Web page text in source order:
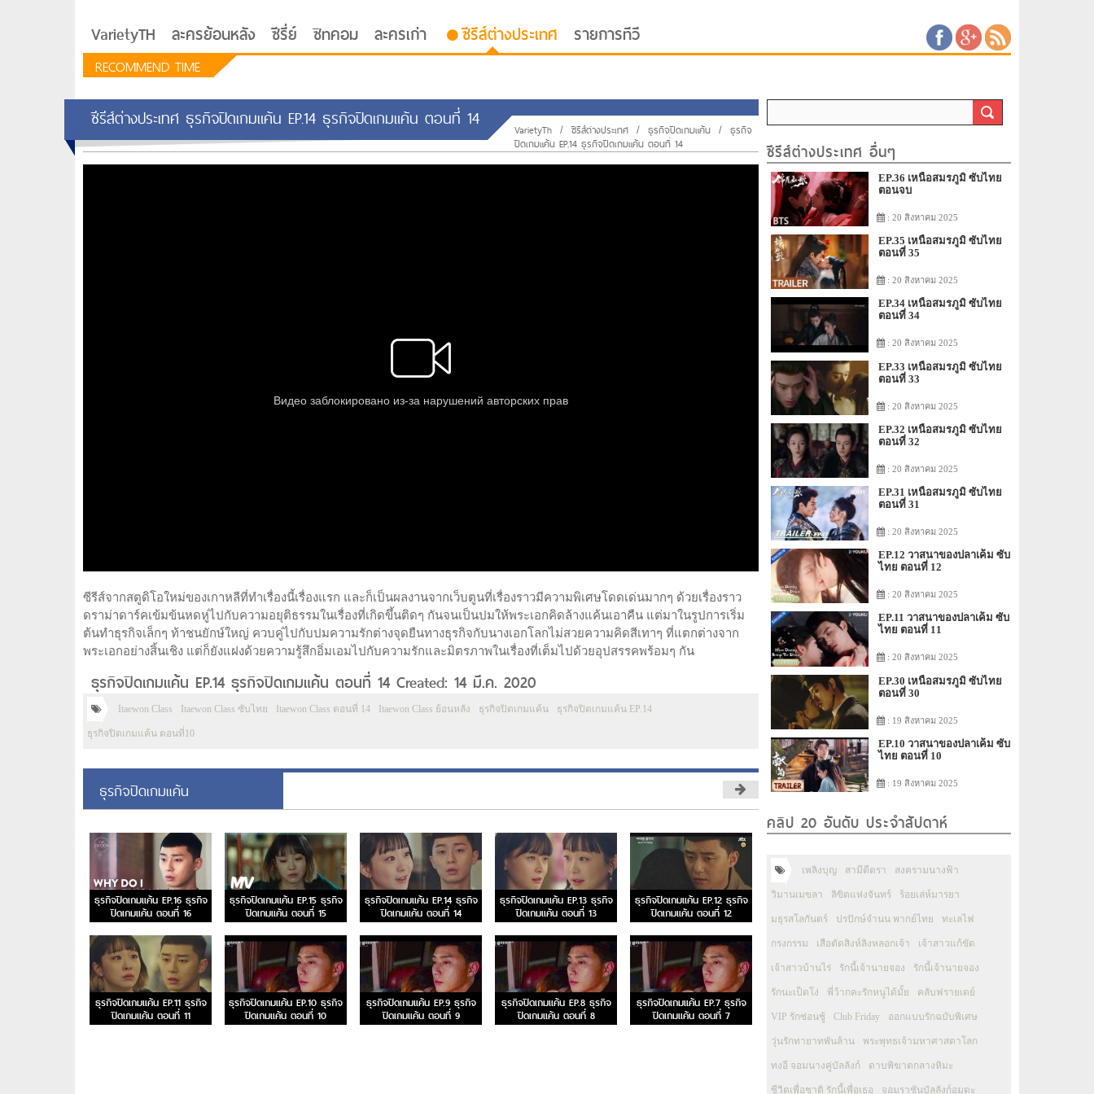
VarietyTH ละครย้อนหลัง ซีรี่ย์ ซิทคอม ละครเก่า ซีรีส์ต่างประเทศ รายการทีวี
RECOMMEND TIME
รักอยู่ประตูถัดไป
ซีรีส์ต่างประเทศ ธุรกิจปิดเกมแค้น EP.14 ธุรกิจปิดเกมแค้น ตอนที่ 14 VarietyTh / ซีรีส์ต่างประเทศ / ธุรกิจปิดเกมแค้น / ธุรกิจ
ปิดเกมแค้น EP.14 ธุรกิจปิดเกมแค้น ตอนที่ 14
ซีรีส์จากสตูดิโอใหม่ของเกาหลีที่ทำเรื่องนี้เรื่องแรก และก็เป็นผลงานจากเว็บตูนที่เรื่องราวมีความพิเศษโดดเด่นมากๆ ด้วยเรื่องราว
ดราม่าดาร์คเข้มข้นหดหู่ไปกับความอยุติธรรมในเรื่องที่เกิดขึ้นติดๆ กันจนเป็นปมให้พระเอกคิดล้างแค้นเอาคืน แต่มาในรูปการเริ่ม
ต้นทำธุรกิจเล็กๆ ท้าชนยักษ์ใหญ่ ควบคู่ไปกับปมความรักต่างจุดยืนทางธุรกิจกับนางเอกโลกไม่สวยความคิดสีเทาๆ ที่แตกต่างจาก
พระเอกอย่างสิ้นเชิง แต่ก็ยังแฝงด้วยความรู้สึกอิ่มเอมไปกับความรักและมิตรภาพในเรื่องที่เต็มไปด้วยอุปสรรคพร้อมๆ กัน
ธุรกิจปิดเกมแค้น EP.14 ธุรกิจปิดเกมแค้น ตอนที่ 14 Created: 14 มี.ค. 2020
Itaewon Class Itaewon Class ซับไทย Itaewon Class ตอนที่ 14 Itaewon Class ย้อนหลัง ธุรกิจปิดเกมแค้น ธุรกิจปิดเกมแค้น EP.14
ธุรกิจปิดเกมแค้น ตอนที่10
ธุรกิจปิดเกมแค้น
ธุรกิจปิดเกมแค้น EP.16 ธุรกิจ
ปิดเกมแค้น ตอนที่ 16
ธุรกิจปิดเกมแค้น EP.15 ธุรกิจ
ปิดเกมแค้น ตอนที่ 15
ธุรกิจปิดเกมแค้น EP.14 ธุรกิจ
ปิดเกมแค้น ตอนที่ 14
ธุรกิจปิดเกมแค้น EP.13 ธุรกิจ
ปิดเกมแค้น ตอนที่ 13
ธุรกิจปิดเกมแค้น EP.12 ธุรกิจ
ปิดเกมแค้น ตอนที่ 12
ธุรกิจปิดเกมแค้น EP.11 ธุรกิจ
ปิดเกมแค้น ตอนที่ 11
ธุรกิจปิดเกมแค้น EP.10 ธุรกิจ
ปิดเกมแค้น ตอนที่ 10
ธุรกิจปิดเกมแค้น EP.9 ธุรกิจ
ปิดเกมแค้น ตอนที่ 9
ธุรกิจปิดเกมแค้น EP.8 ธุรกิจ
ปิดเกมแค้น ตอนที่ 8
ธุรกิจปิดเกมแค้น EP.7 ธุรกิจ
ปิดเกมแค้น ตอนที่ 7
ซีรีส์ต่างประเทศ อื่นๆ
EP.36 เหนือสมรภูมิ ซับไทย
ตอนจบ
: 20 สิงหาคม 2025
EP.35 เหนือสมรภูมิ ซับไทย
ตอนที่ 35
: 20 สิงหาคม 2025
EP.34 เหนือสมรภูมิ ซับไทย
ตอนที่ 34
: 20 สิงหาคม 2025
EP.33 เหนือสมรภูมิ ซับไทย
ตอนที่ 33
: 20 สิงหาคม 2025
EP.32 เหนือสมรภูมิ ซับไทย
ตอนที่ 32
: 20 สิงหาคม 2025
EP.31 เหนือสมรภูมิ ซับไทย
ตอนที่ 31
: 20 สิงหาคม 2025
EP.12 วาสนาของปลาเค็ม ซับ
ไทย ตอนที่ 12
: 20 สิงหาคม 2025
EP.11 วาสนาของปลาเค็ม ซับ
ไทย ตอนที่ 11
: 20 สิงหาคม 2025
EP.30 เหนือสมรภูมิ ซับไทย
ตอนที่ 30
: 19 สิงหาคม 2025
EP.10 วาสนาของปลาเค็ม ซับ
ไทย ตอนที่ 10
: 19 สิงหาคม 2025
คลิป 20 อันดับ ประจำสัปดาห์
เพลิงบุญ สามีตีตรา สงครามนางฟ้า
วิมานเมขลา ลิขิตแห่งจันทร์ ร้อยเล่ห์มารยา
มธุรสโลกันตร์ ปรปักษ์จำนน พากย์ไทย ทะเลไฟ
กรงกรรม เสือตัดสิงห์ลิงหลอกเจ้า เจ้าสาวแก้ขัด
เจ้าสาวบ้านไร่ รักนี้เจ้านายจอง รักนี้เจ้านายจอง
รักนะเป็ดโง่ พี่ว้ากคะรักหนูได้มั้ย คลับฟรายเดย์
VIP รักซ่อนชู้ Club Friday ออกแบบรักฉบับพิเศษ
วุ่นรักทายาทพันล้าน พระพุทธเจ้ามหาศาสดาโลก
ทงอี จอมนางคู่บัลลังก์ ดาบพิฆาตกลางหิมะ
ชีวิตเพื่อชาติ รักนี้เพื่อเธอ จอมราชันบัลลังก์อมตะ